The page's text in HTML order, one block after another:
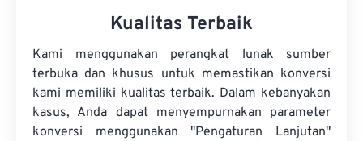
Kualitas Terbaik
Kami menggunakan perangkat lunak sumber
terbuka dan khusus untuk memastikan konversi
kami memiliki kualitas terbaik. Dalam kebanyakan
kasus, Anda dapat menyempurnakan parameter
konversi menggunakan "Pengaturan Lanjutan"